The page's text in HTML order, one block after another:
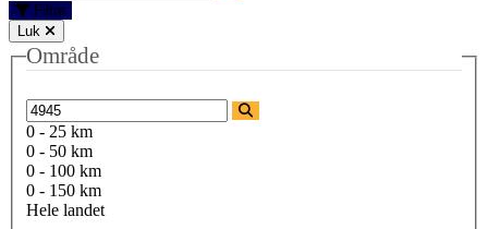
Filtre
Luk
Område
0 - 25 km
0 - 50 km
0 - 100 km
0 - 150 km
Hele landet